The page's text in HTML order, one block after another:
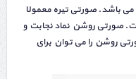
می باشد. صورتی تیره معمولا
صورتی روشن نماد نجابت و
روشن را می توان برای